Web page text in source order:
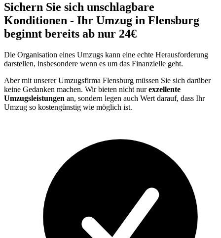
Sichern Sie sich unschlagbare
Konditionen - Ihr Umzug in Flensburg
beginnt bereits ab nur 24€
Die Organisation eines Umzugs kann eine echte Herausforderung
darstellen, insbesondere wenn es um das Finanzielle geht.
Aber mit unserer Umzugsfirma Flensburg müssen Sie sich darüber
keine Gedanken machen. Wir bieten nicht nurexzellente
Umzugsleistungen an, sondern legen auch Wert darauf, dass Ihr
Umzug so kostengünstig wie möglich ist.